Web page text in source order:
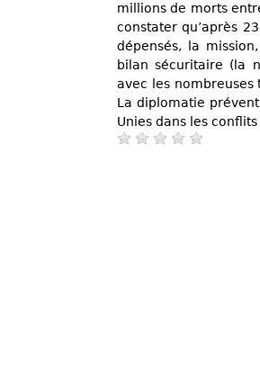
millions de morts
constater qu’après
dépensés, la
bilan sécuritaire (la
avec les
La diplomatie
Unies dans les